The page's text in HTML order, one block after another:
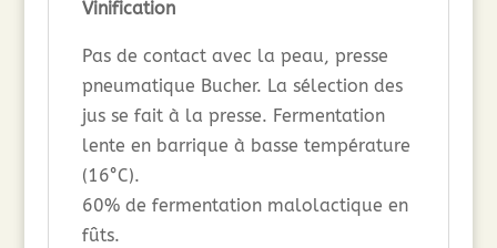
Vinification
Pas de contact avec la peau, presse
pneumatique Bucher. La sélection des
jus se fait à la presse. Fermentation
lente en barrique à basse température
(16°C).
60% de fermentation malolactique en
fûts.